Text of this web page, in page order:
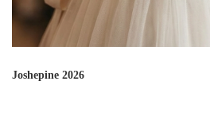
Joshepine 2026